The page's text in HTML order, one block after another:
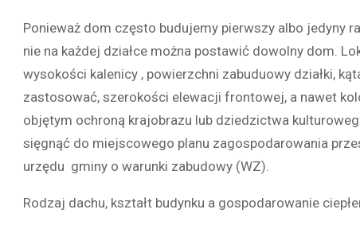
Ponieważ dom często budujemy pierwszy albo jedyny
nie na każdej działce można postawić dowolny dom.
wysokości kalenicy , powierzchni zabuduowy działki,
zastosować, szerokości elewacji frontowej, a nawet
objętym ochroną krajobrazu lub dziedzictwa
sięgnąć do miejscowego planu zagospodarowania
urzędu gminy o warunki zabudowy (WZ).
Rodzaj dachu, kształt budynku a gospodarowanie